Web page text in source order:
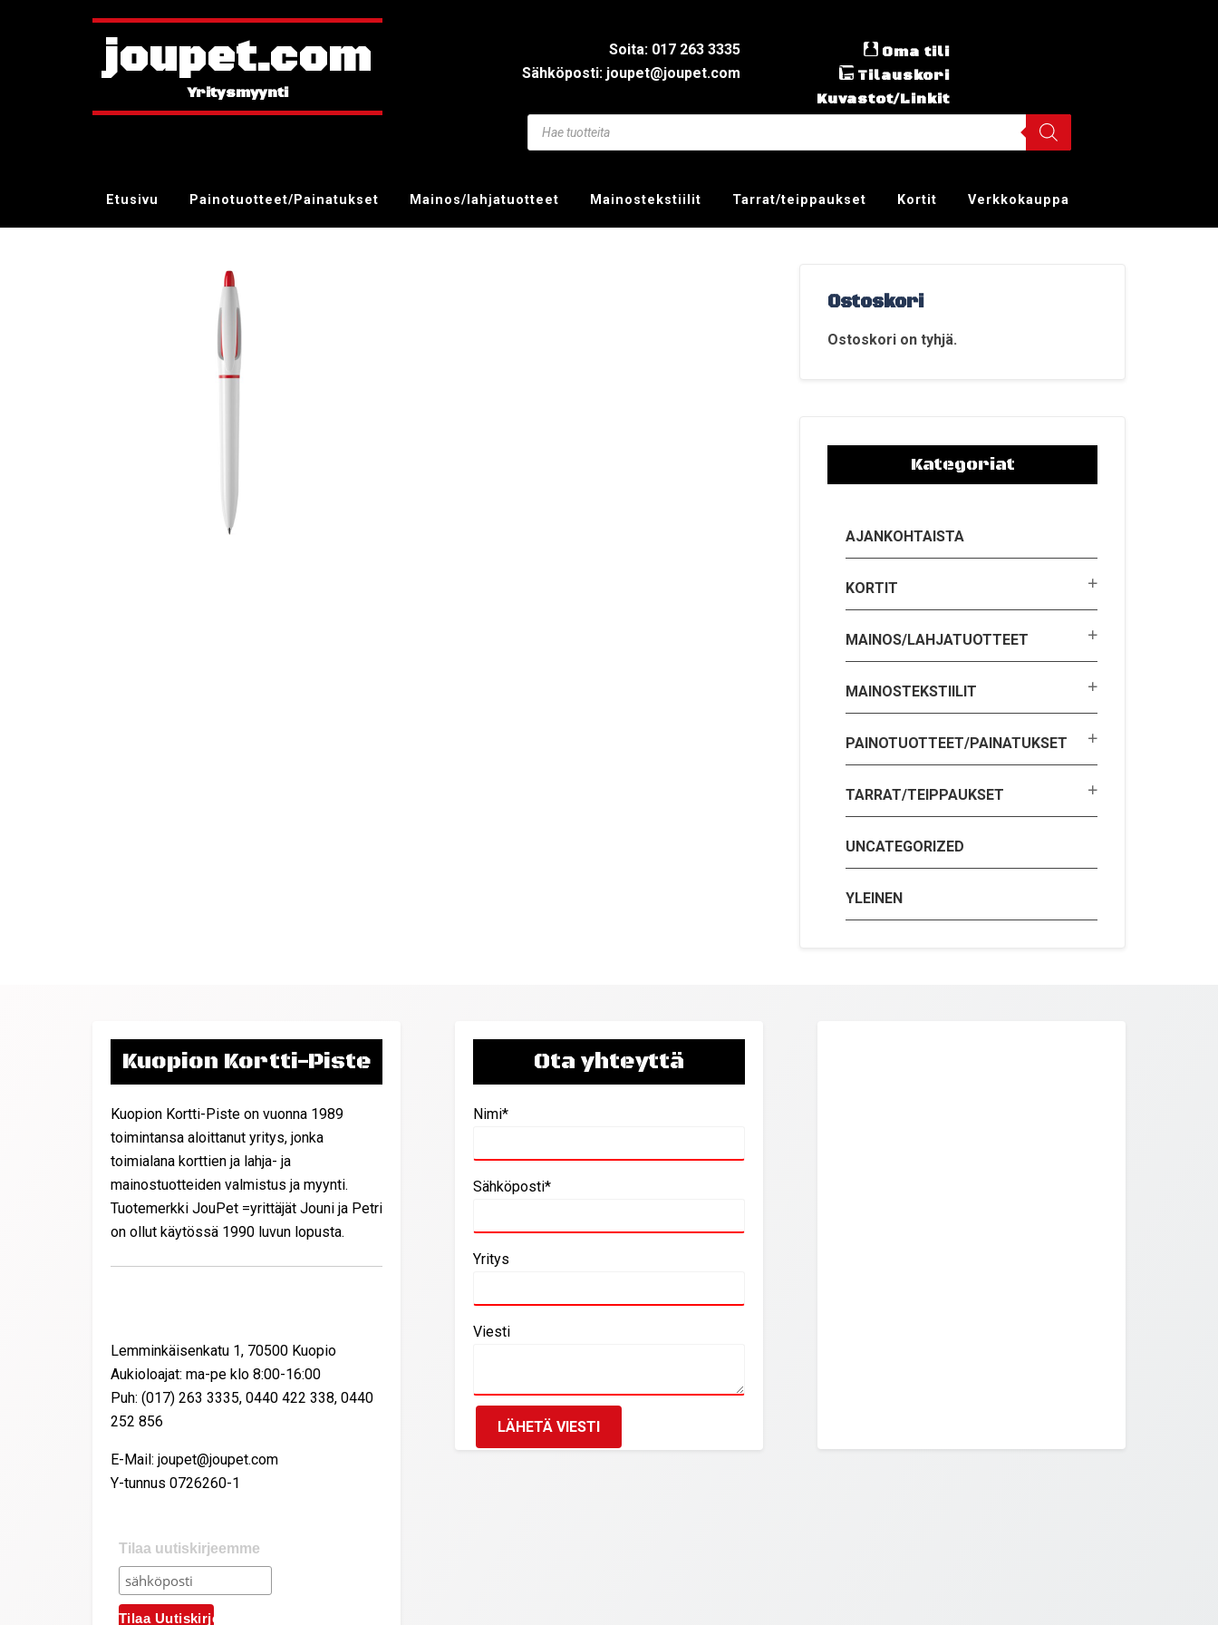
joupet.com
Soita: 017 263 3335
Sähköposti: joupet@joupet.com
Oma tili
Tilauskori
Kuvastot/Linkit
Etusivu Painotuotteet/Painatukset Mainos/lahjatuotteet Mainostekstiilit Tarrat/teippaukset Kortit Verkkokauppa
Ostoskori
Ostoskori on tyhjä.
Kategoriat
AJANKOHTAISTA
KORTIT
MAINOS/LAHJATUOTTEET
MAINOSTEKSTIILIT
PAINOTUOTTEET/PAINATUKSET
TARRAT/TEIPPAUKSET
UNCATEGORIZED
YLEINEN
Kuopion Kortti-Piste
Kuopion Kortti-Piste on vuonna 1989
toimintansa aloittanut yritys, jonka
toimialana korttien ja lahja- ja
mainostuotteiden valmistus ja myynti.
Tuotemerkki JouPet =yrittäjät Jouni ja Petri
on ollut käytössä 1990 luvun lopusta.
Lemminkäisenkatu 1, 70500 Kuopio
Aukioloajat: ma-pe klo 8:00-16:00
Puh: (017) 263 3335, 0440 422 338, 0440
252 856
E-Mail: joupet@joupet.com
Y-tunnus 0726260-1
Tilaa uutiskirjeemme
Ota yhteyttä
Nimi*
Sähköposti*
Yritys
Viesti